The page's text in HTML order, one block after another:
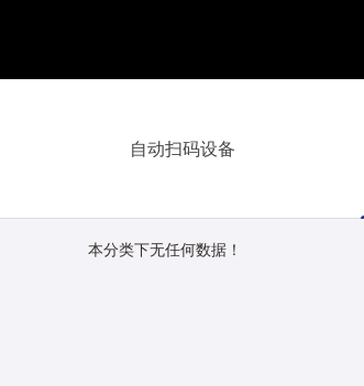
自动扫码设备
本分类下无任何数据！